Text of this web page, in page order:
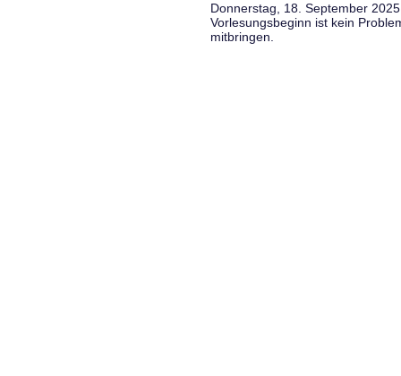
Donnerstag, 18. September
Vorlesungsbeginn ist kein
mitbringen.